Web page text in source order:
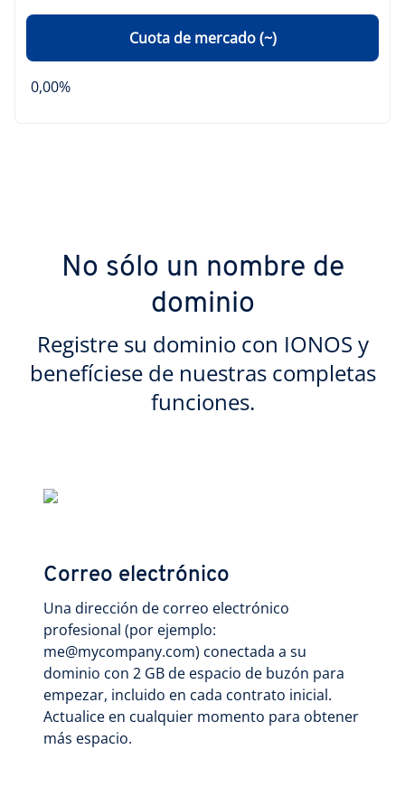
Cuota de mercado (~)
0,00%
No sólo un nombre de
dominio
Registre su dominio con IONOS y
benefíciese de nuestras completas
funciones.
Correo electrónico
Una dirección de correo electrónico
profesional (por ejemplo:
me@mycompany.com) conectada a su
dominio con 2 GB de espacio de buzón para
empezar, incluido en cada contrato inicial.
Actualice en cualquier momento para obtener
más espacio.